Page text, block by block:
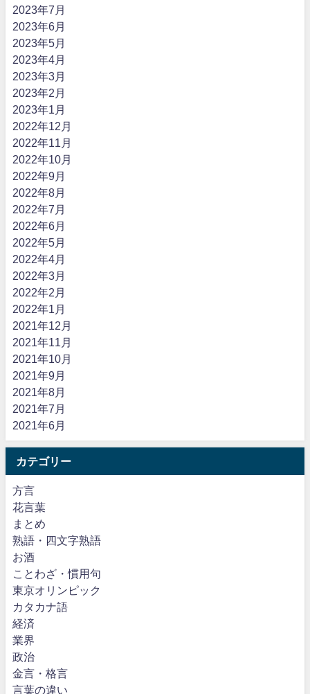
2023年7月
2023年6月
2023年5月
2023年4月
2023年3月
2023年2月
2023年1月
2022年12月
2022年11月
2022年10月
2022年9月
2022年8月
2022年7月
2022年6月
2022年5月
2022年4月
2022年3月
2022年2月
2022年1月
2021年12月
2021年11月
2021年10月
2021年9月
2021年8月
2021年7月
2021年6月
カテゴリー
方言
花言葉
まとめ
熟語・四文字熟語
お酒
ことわざ・慣用句
東京オリンピック
カタカナ語
経済
業界
政治
金言・格言
言葉の違い